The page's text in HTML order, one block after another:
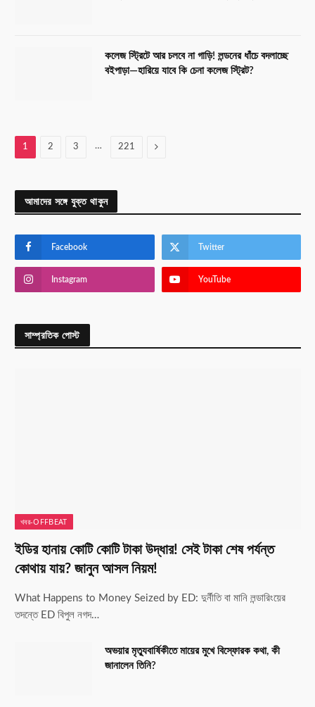
কলেজ স্ট্রিটে আর চলবে না গাড়ি! লন্ডনের ধাঁচে বদলাচ্ছে
বইপাড়া—হারিয়ে যাবে কি চেনা কলেজ স্ট্রিট?
1 2 3 … 221 Next
আমাদের সঙ্গে যুক্ত থাকুন
Facebook Twitter
Instagram YouTube
সাম্প্রতিক পোস্ট
খবর-OFFBEAT
ইডির হানায় কোটি কোটি টাকা উদ্ধার! সেই টাকা শেষ পর্যন্ত
কোথায় যায়? জানুন আসল নিয়ম!
What Happens to Money Seized by ED: দুর্নীতি বা মানি লন্ডারিংয়ের
তদন্তে ED বিপুল নগদ…
অভয়ার মৃত্যুবার্ষিকীতে মায়ের মুখে বিস্ফোরক কথা, কী
জানালেন তিনি?